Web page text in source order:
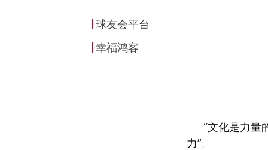
幸福鸿客
球友会平台
“文化是力量
力”。